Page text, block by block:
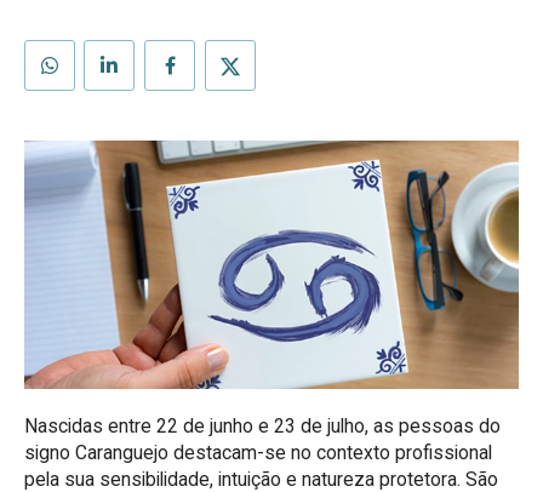
Nascidas entre 22 de junho e 23 de julho, as pessoas do
signo Caranguejo destacam-se no contexto profissional
pela sua sensibilidade, intuição e natureza protetora. São